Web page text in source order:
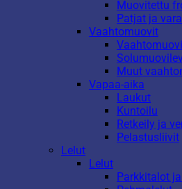
Muovitettu
Patjat ja
Vaahtomuovit
Muut
Vapaa-aika
Laukut
Kuntoilu
Retkeily ja
Pelastusliivit
Lelut
Lelut
Parkkitalot